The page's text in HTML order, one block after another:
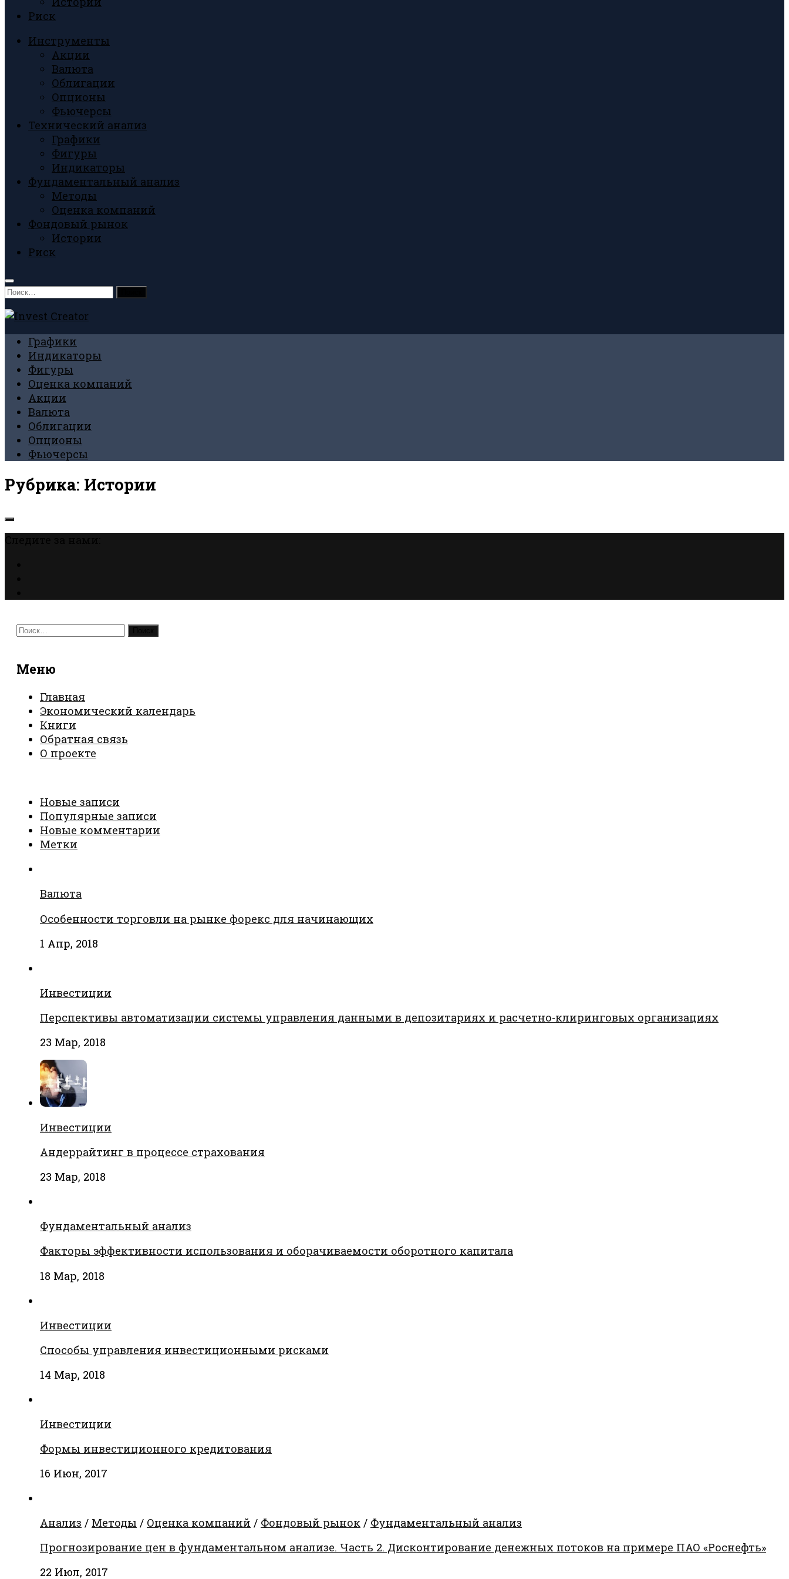
Риск
Инструменты
Акции
Валюта
Облигации
Опционы
Фьючерсы
Технический анализ
Графики
Фигуры
Индикаторы
Фундаментальный анализ
Методы
Оценка компаний
Фондовый рынок
Истории
Риск
Найти:
Графики
Индикаторы
Фигуры
Оценка компаний
Акции
Валюта
Облигации
Опционы
Фьючерсы
Рубрика: Истории
Найти:
Меню
Главная
Экономический календарь
Книги
Обратная связь
О проекте
Новые записи
Популярные записи
Новые комментарии
Метки
Валюта
Особенности торговли на рынке форекс для начинающих
1 Апр, 2018
Инвестиции
Перспективы автоматизации системы управления данными в депозитариях и расчетно-клиринговых организациях
23 Мар, 2018
Инвестиции
Андеррайтинг в процессе страхования
23 Мар, 2018
Фундаментальный анализ
Факторы эффективности использования и оборачиваемости оборотного капитала
18 Мар, 2018
Инвестиции
Способы управления инвестиционными рисками
14 Мар, 2018
Инвестиции
Формы инвестиционного кредитования
16 Июн, 2017
Анализ / Методы / Оценка компаний / Фондовый рынок / Фундаментальный анализ
Прогнозирование цен в фундаментальном анализе. Часть 2. Дисконтирование денежных потоков на примере ПАО «Роснефть»
22 Июл, 2017